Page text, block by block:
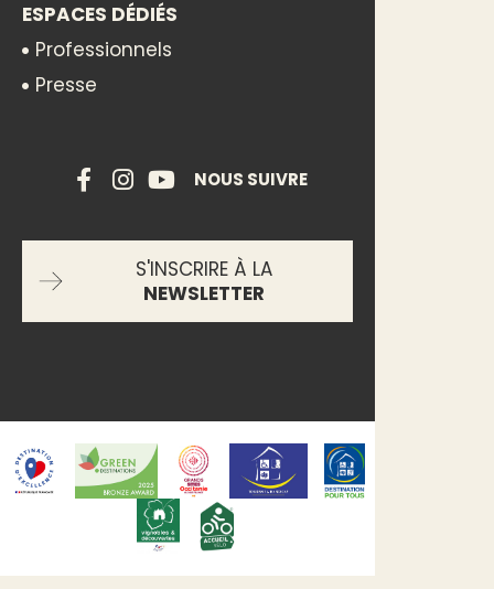
ESPACES DÉDIÉS
Professionnels
Presse
NOUS SUIVRE
S'INSCRIRE À LA
NEWSLETTER